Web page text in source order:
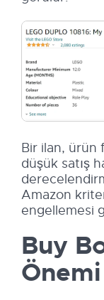
Bir ilan, ürün
düşük satış
Amazon
engellemesi
Buy
Önemi